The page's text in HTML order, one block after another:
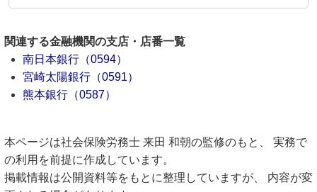
関連する金融機関の支店・店番一覧
南日本銀行（0594）
宮崎太陽銀行（0591）
熊本銀行（0587）
本ページは社会保険労務士 来田 和朝の監修のもと、 実務で
の利用を前提に作成しています。
掲載情報は公開資料等をもとに整理していますが、 内容が変